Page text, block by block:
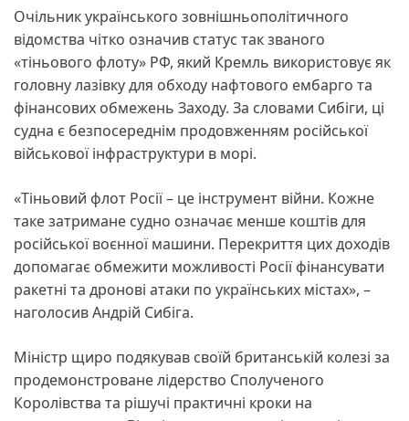
Очільник українського зовнішньополітичного
відомства чітко означив статус так званого
«тіньового флоту» РФ, який Кремль використовує як
головну лазівку для обходу нафтового ембарго та
фінансових обмежень Заходу. За словами Сибіги, ці
судна є безпосереднім продовженням російської
військової інфраструктури в морі.
«Тіньовий флот Росії – це інструмент війни. Кожне
таке затримане судно означає менше коштів для
російської воєнної машини. Перекриття цих доходів
допомагає обмежити можливості Росії фінансувати
ракетні та дронові атаки по українських містах», –
наголосив Андрій Сибіга.
Міністр щиро подякував своїй британській колезі за
продемонстроване лідерство Сполученого
Королівства та рішучі практичні кроки на